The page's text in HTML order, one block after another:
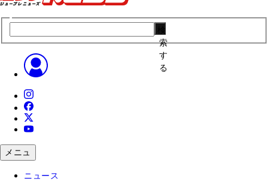
索
す
る
メニュ
ニュース